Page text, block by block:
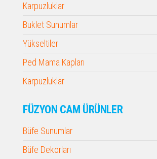
Karpuzluklar
Buklet Sunumlar
Yükseltiler
Ped Mama Kapları
Karpuzluklar
FÜZYON CAM ÜRÜNLER
Büfe Sunumlar
Büfe Dekorları